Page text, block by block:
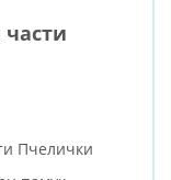
Пчелички